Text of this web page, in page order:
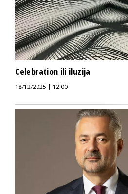
Celebration ili iluzija
18/12/2025 | 12:00